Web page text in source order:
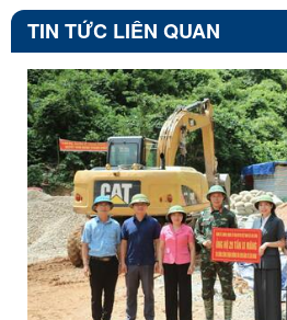
TIN TỨC LIÊN QUAN